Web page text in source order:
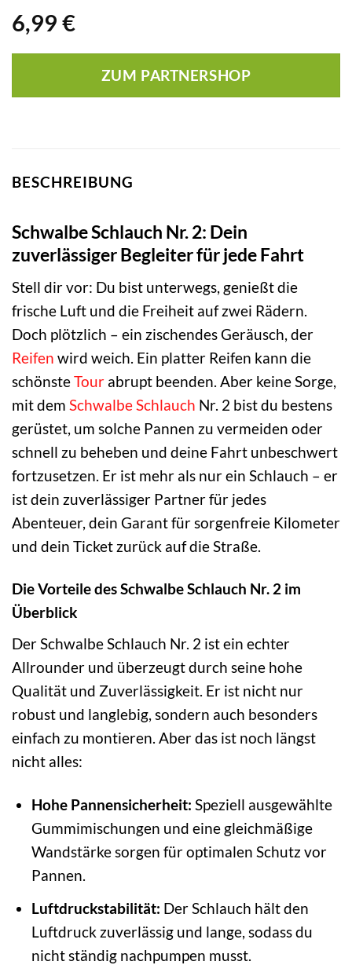
6,99 €
ZUM PARTNERSHOP
BESCHREIBUNG
Schwalbe Schlauch Nr. 2: Dein
zuverlässiger Begleiter für jede Fahrt
Stell dir vor: Du bist unterwegs, genießt die
frische Luft und die Freiheit auf zwei Rädern.
Doch plötzlich – ein zischendes Geräusch, der
Reifen wird weich. Ein platter Reifen kann die
schönsteTour abrupt beenden. Aber keine Sorge,
mit dem Schwalbe Schlauch Nr. 2 bist du bestens
gerüstet, um solche Pannen zu vermeiden oder
schnell zu beheben und deine Fahrt unbeschwert
fortzusetzen. Er ist mehr als nur ein Schlauch – er
ist dein zuverlässiger Partner für jedes
Abenteuer, dein Garant für sorgenfreie Kilometer
und dein Ticket zurück auf die Straße.
Die Vorteile des Schwalbe Schlauch Nr. 2 im
Überblick
Der Schwalbe Schlauch Nr. 2 ist ein echter
Allrounder und überzeugt durch seine hohe
Qualität und Zuverlässigkeit. Er ist nicht nur
robust und langlebig, sondern auch besonders
einfach zu montieren. Aber das ist noch längst
nicht alles:
Hohe Pannensicherheit: Speziell ausgewählte
Gummimischungen und eine gleichmäßige
Wandstärke sorgen für optimalen Schutz vor
Pannen.
Luftdruckstabilität: Der Schlauch hält den
Luftdruck zuverlässig und lange, sodass du
nicht ständig nachpumpen musst.